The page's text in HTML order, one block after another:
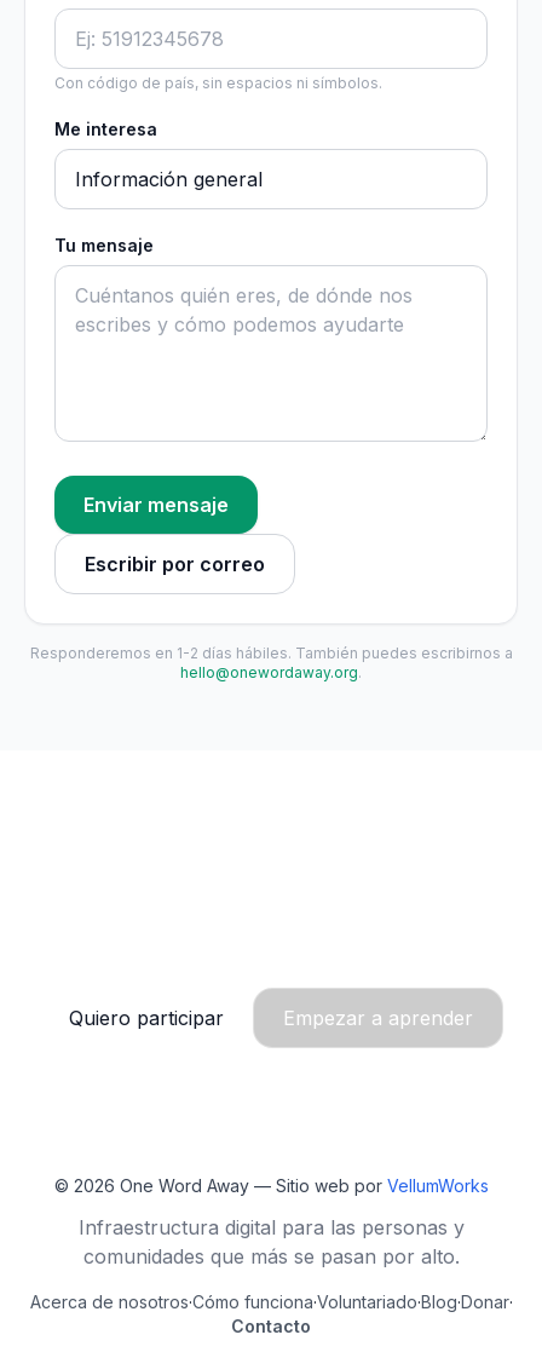
Con código de país, sin espacios ni símbolos.
Me interesa
Tu mensaje
Enviar mensaje
Escribir por correo
Responderemos en 1-2 días hábiles. También puedes escribirnos a
hello@onewordaway.org.
Quiero participar Empezar a aprender
© 2026 One Word Away— Sitio web por VellumWorks
Infraestructura digital para las personas y
comunidades que más se pasan por alto.
Acerca de nosotros·Cómo funciona·Voluntariado·Blog·Donar·
Contacto